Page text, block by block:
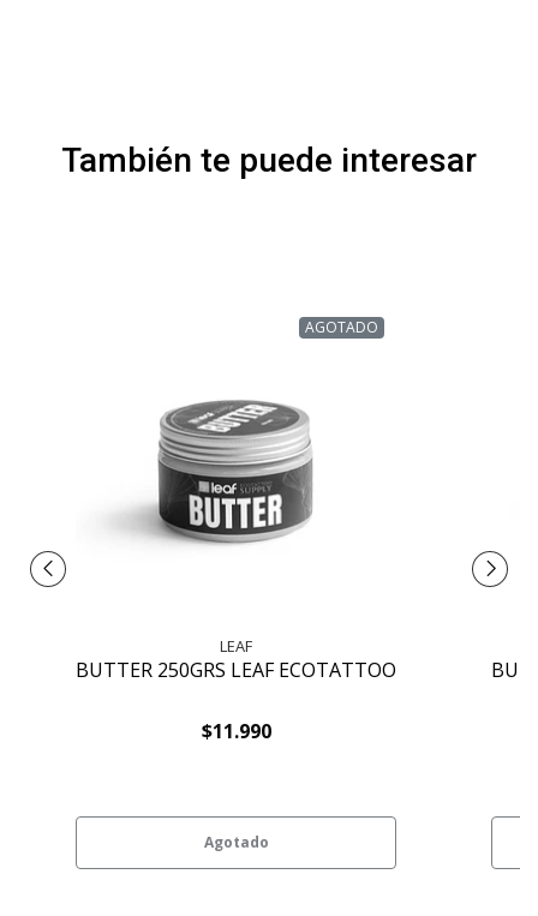
También te puede interesar
AGOTADO
LEAF
BUTTER 250GRS LEAF ECOTATTOO
$11.990
Agotado